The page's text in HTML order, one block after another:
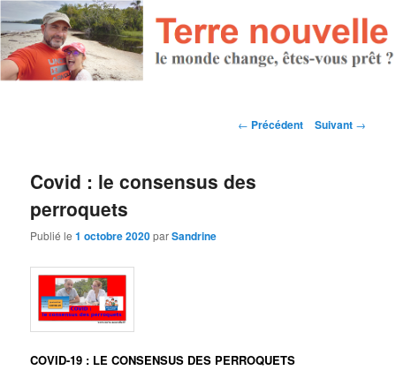
Navigation des articles
← Précédent Suivant →
Covid : le consensus des
perroquets
Publié le1 octobre 2020parSandrine
COVID-19 : LE CONSENSUS DES PERROQUETS